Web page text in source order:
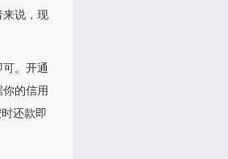
来说，现
。开通
的信用
还款即